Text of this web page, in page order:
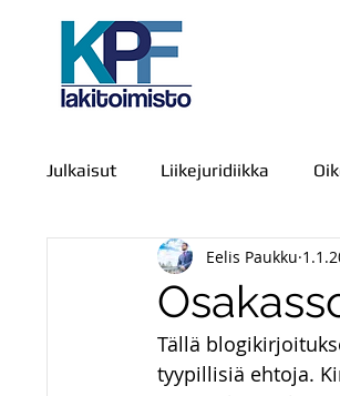
Julkaisut Liikejuridiikka
Julkiset hankinnat IT-
Kamppailu, väkivalta ja
Eelis Paukku
Tällä
tyypillisiä ehtoja.